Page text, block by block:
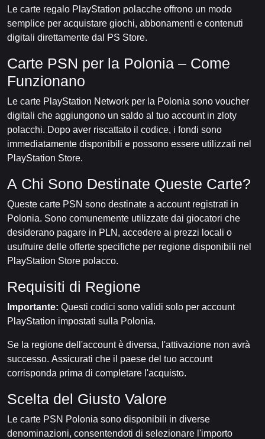
Le carte regalo PlayStation polacche offrono un modo
semplice per acquistare giochi, abbonamenti e contenuti
digitali direttamente dal PS Store.
Carte PSN per la Polonia – Come
Funzionano
Le carte PlayStation Network per la Polonia sono voucher
digitali che aggiungono un saldo al tuo account in zloty
polacchi. Dopo aver riscattato il codice, i fondi sono
immediatamente disponibili e possono essere utilizzati nel
PlayStation Store.
A Chi Sono Destinate Queste Carte?
Queste carte PSN sono destinate a account registrati in
Polonia. Sono comunemente utilizzate dai giocatori che
desiderano pagare in PLN, accedere ai prezzi locali o
usufruire delle offerte specifiche per regione disponibili nel
PlayStation Store polacco.
Requisiti di Regione
Importante: Questi codici sono validi solo per account
PlayStation impostati sulla Polonia.
Se la regione dell'account è diversa, l'attivazione non avrà
successo. Assicurati che il paese del tuo account
corrisponda prima di completare l'acquisto.
Scelta del Giusto Valore
Le carte PSN Polonia sono disponibili in diverse
denominazioni, consentendoti di selezionare l'importo